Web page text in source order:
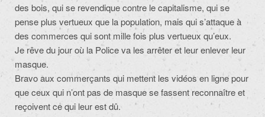
des bois, qui se revendique contre le capitalisme, qui se
pense plus vertueux que la population, mais qui s’attaque à
des commerces qui sont mille fois plus vertueux qu’eux.
Je rêve du jour où la Police va les arrêter et leur enlever leur
masque.
Bravo aux commerçants qui mettent les vidéos en ligne pour
que ceux qui n’ont pas de masque se fassent reconnaître et
reçoivent ce qui leur est dû.